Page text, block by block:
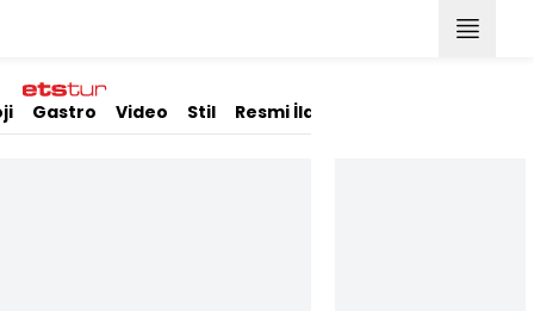
Gastro Video Stil Resmi İlanlar